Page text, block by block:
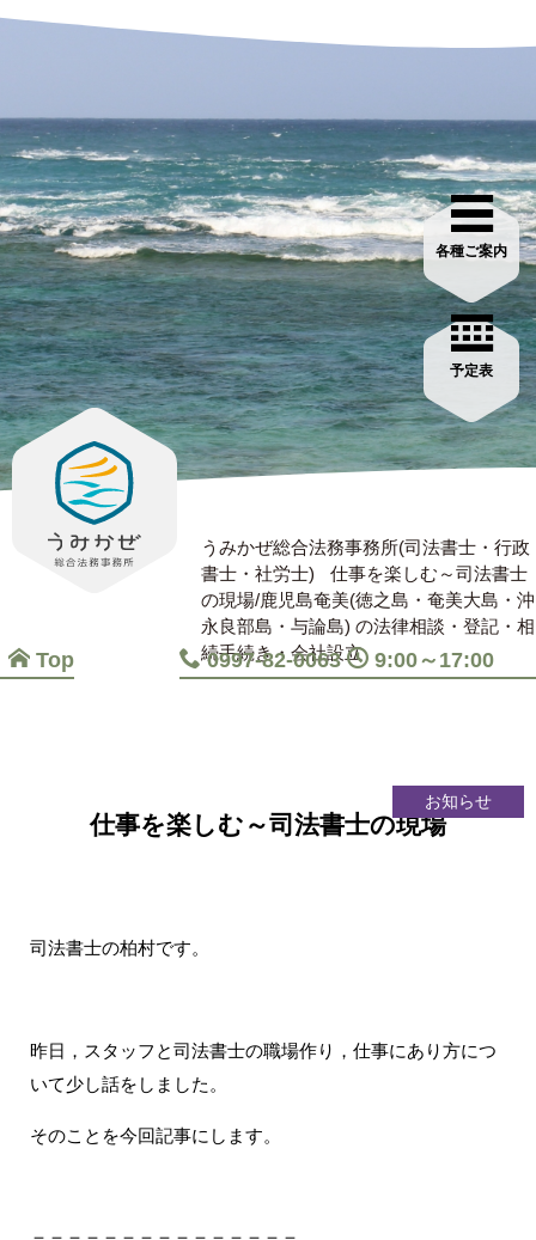
Top 0997-82-0063 9:00～17:00
各種ご案内
予定表
うみかぜ総合法務事務所(司法書士・行政
書士・社労士)
仕事を楽しむ～司法書士
の現場/鹿児島奄美(徳之島・奄美大島・沖
永良部島・与論島) の法律相談・登記・相
続手続き・会社設立
仕事を楽しむ～司法書士の現場
お知らせ
司法書士の柏村です。
昨日，スタッフと司法書士の職場作り，仕事にあり方につ
いて少し話をしました。
そのことを今回記事にします。